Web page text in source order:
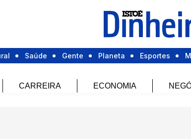
Saúde Gente Planeta Esportes
CARREIRA ECONOMIA